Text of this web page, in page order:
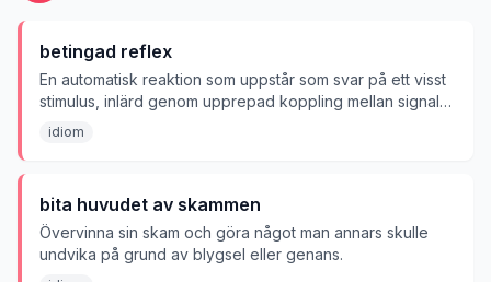
betingad reflex
En automatisk reaktion som uppstår som svar på ett visst
stimulus, inlärd genom upprepad koppling mellan signal
och respons.
idiom
bita huvudet av skammen
Övervinna sin skam och göra något man annars skulle
undvika på grund av blygsel eller genans.